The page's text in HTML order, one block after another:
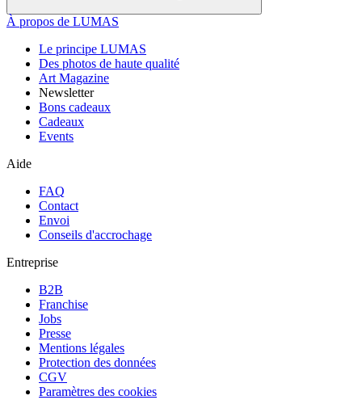
À propos de LUMAS
Le principe LUMAS
Des photos de haute qualité
Art Magazine
Newsletter
Bons cadeaux
Cadeaux
Events
Aide
FAQ
Contact
Envoi
Conseils d'accrochage
Entreprise
B2B
Franchise
Jobs
Presse
Mentions légales
Protection des données
CGV
Paramètres des cookies